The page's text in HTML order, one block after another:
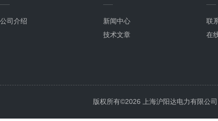
公司介绍
新闻中心
技术文章
联
在
版权所有©2026 上海沪阳达电力有限公